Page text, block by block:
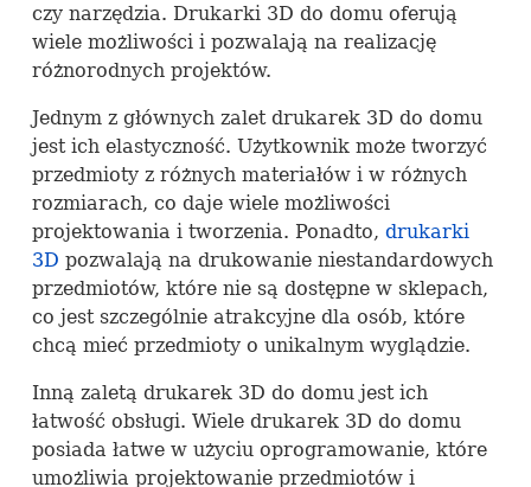
czy narzędzia. Drukarki 3D do domu oferują
wiele możliwości i pozwalają na realizację
różnorodnych projektów.
Jednym z głównych zalet drukarek 3D do domu
jest ich elastyczność. Użytkownik może tworzyć
przedmioty z różnych materiałów i w różnych
rozmiarach, co daje wiele możliwości
projektowania i tworzenia. Ponadto, drukarki
3D pozwalają na drukowanie niestandardowych
przedmiotów, które nie są dostępne w sklepach,
co jest szczególnie atrakcyjne dla osób, które
chcą mieć przedmioty o unikalnym wyglądzie.
Inną zaletą drukarek 3D do domu jest ich
łatwość obsługi. Wiele drukarek 3D do domu
posiada łatwe w użyciu oprogramowanie, które
umożliwia projektowanie przedmiotów i